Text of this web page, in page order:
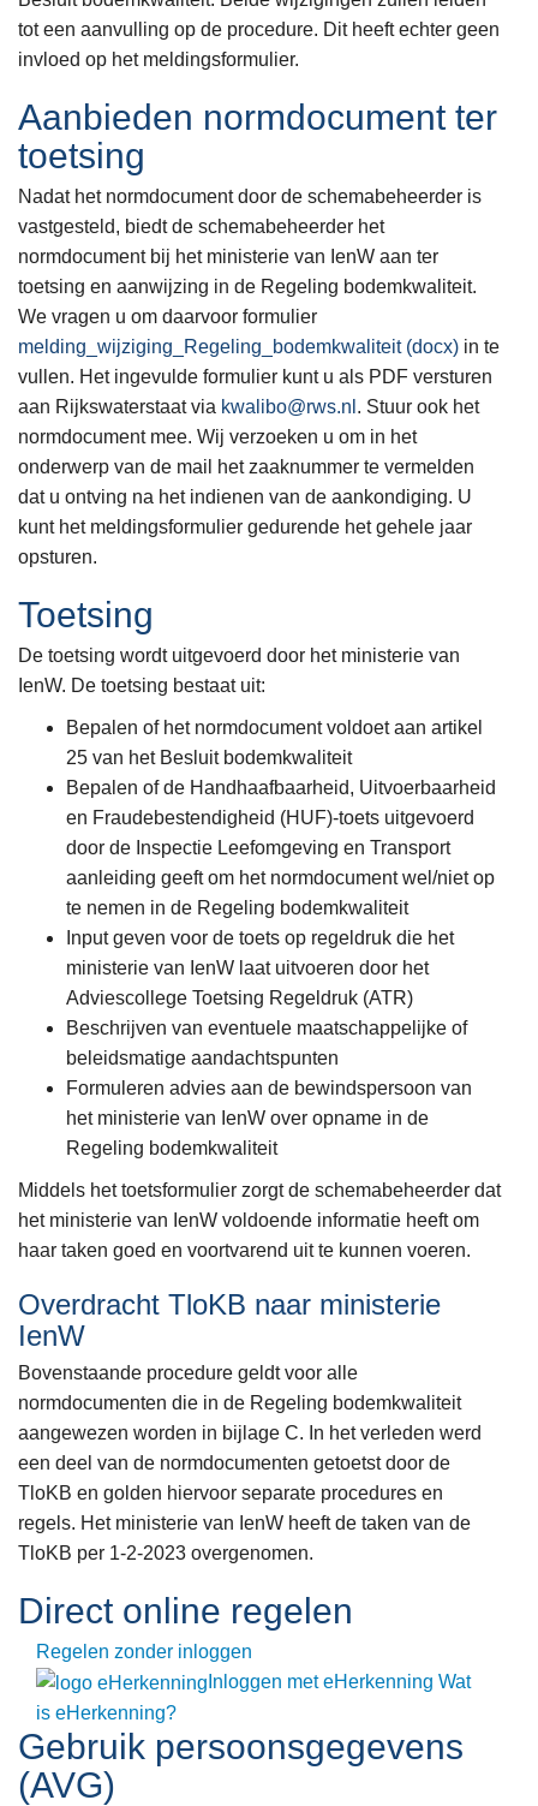
tot een aanvulling op de procedure. Dit heeft echter geen
invloed op het meldingsformulier.
Aanbieden normdocument ter
toetsing
Nadat het normdocument door de schemabeheerder is
vastgesteld, biedt de schemabeheerder het
normdocument bij het ministerie van IenW aan ter
toetsing en aanwijzing in de Regeling bodemkwaliteit.
We vragen u om daarvoor formulier
melding_wijziging_Regeling_bodemkwaliteit (docx) in te
vullen. Het ingevulde formulier kunt u als PDF versturen
aan Rijkswaterstaat via kwalibo@rws.nl . Stuur ook het
normdocument mee. Wij verzoeken u om in het
onderwerp van de mail het zaaknummer te vermelden
dat u ontving na het indienen van de aankondiging. U
kunt het meldingsformulier gedurende het gehele jaar
opsturen.
Toetsing
De toetsing wordt uitgevoerd door het ministerie van
IenW. De toetsing bestaat uit:
Bepalen of het normdocument voldoet aan artikel
25 van het Besluit bodemkwaliteit
Bepalen of de Handhaafbaarheid, Uitvoerbaarheid
en Fraudebestendigheid (HUF)-toets uitgevoerd
door de Inspectie Leefomgeving en Transport
aanleiding geeft om het normdocument wel/niet op
te nemen in de Regeling bodemkwaliteit
Input geven voor de toets op regeldruk die het
ministerie van IenW laat uitvoeren door het
Adviescollege Toetsing Regeldruk (ATR)
Beschrijven van eventuele maatschappelijke of
beleidsmatige aandachtspunten
Formuleren advies aan de bewindspersoon van
het ministerie van IenW over opname in de
Regeling bodemkwaliteit
Middels het toetsformulier zorgt de schemabeheerder dat
het ministerie van IenW voldoende informatie heeft om
haar taken goed en voortvarend uit te kunnen voeren.
Overdracht TloKB naar ministerie
IenW
Bovenstaande procedure geldt voor alle
normdocumenten die in de Regeling bodemkwaliteit
aangewezen worden in bijlage C. In het verleden werd
een deel van de normdocumenten getoetst door de
TloKB en golden hiervoor separate procedures en
regels. Het ministerie van IenW heeft de taken van de
TloKB per 1-2-2023 overgenomen.
Direct online regelen
Regelen zonder inloggen
Inloggen met eHerkenning Wat
is eHerkenning?
Gebruik persoonsgegevens
(AVG)